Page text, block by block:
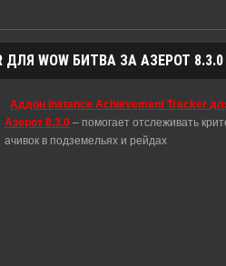
ДЛЯ WOW БИТВА ЗА АЗЕРОТ 8.3.0
Аддон Instance Achievement Tracker
Азерот 8.3.0 – помогает отслеживать
ачивок в подземельях и рейдах